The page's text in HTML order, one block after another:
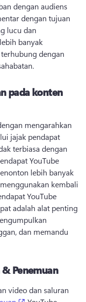
dengan audiens
dengan tujuan
lucu dan
banyak
dengan
pada konten
mengarahkan
jajak pendapat
terbiasa dengan
YouTube
lebih banyak
kembali
YouTube
adalah alat penting
dan memandu
Penemuan
video dan saluran